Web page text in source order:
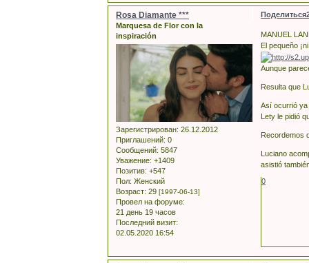
Поделиться
Rosa Diamante ***
Marquesa de Flor con la
inspiración
Зарегистрирован: 26.12.2012
Приглашений: 0
Сообщений: 5847
Уважение: +1409
Позитив: +547
Пол: Женский
Возраст: 29 [1997-06-13]
Провел на форуме:
21 день 19 часов
Последний визит:
02.05.2020 16:54
MANUEL
El pequeño
Aunque
Resulta que
Así ocurrió ya
Lety le pidió
Recordemos
Luciano
asistió
0